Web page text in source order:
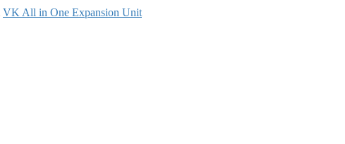
VK All in One Expansion Unit